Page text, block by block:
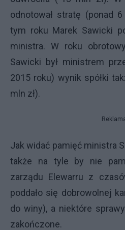
odnotował stratę (ponad
tym roku Marek Sawicki
ministra. W roku
Sawicki był ministrem
2015 roku) wynik spółki
mln zł).
Jak widać pamięć ministra
także na tyle by nie
zarządu Elewarru z
poddało się dobrowolnej
do winy), a niektóre
zakończone.